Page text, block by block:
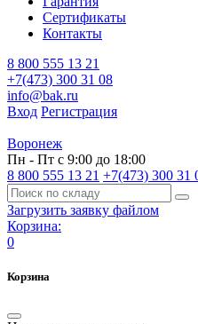
Сертификаты
Контакты
8 800 555 13 21
+7(473) 300 31 08
info@bak.ru
Вход Регистрация
Воронеж
Пн - Пт с 9:00 до 18:00
8 800 555 13 21 +7(473) 300 31
Загрузить заявку файлом
Корзина:
0
Корзина